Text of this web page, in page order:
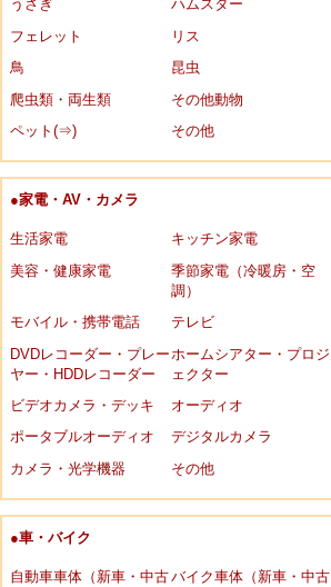
うさぎ
ハムスター
フェレット
リス
鳥
昆虫
爬虫類・両生類
その他動物
ペット(⇒)
その他
●家電・AV・カメラ
生活家電
キッチン家電
美容・健康家電
季節家電（冷暖房・空
調）
モバイル・携帯電話
テレビ
DVDレコーダー・プレー
ヤー・HDDレコーダー
ホームシアター・プロジ
ェクター
ビデオカメラ・デッキ
オーディオ
ポータブルオーディオ
デジタルカメラ
カメラ・光学機器
その他
●車・バイク
自動車車体（新車・中古バイク車体（新車・中古